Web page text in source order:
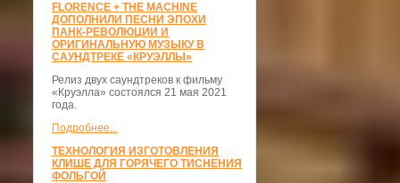
FLORENCE + THE MACHINE
ДОПОЛНИЛИ ПЕСНИ ЭПОХИ
ПАНК-РЕВОЛЮЦИИ И
ОРИГИНАЛЬНУЮ МУЗЫКУ В
САУНДТРЕКЕ «КРУЭЛЛЫ»
Релиз двух саундтреков к фильму
«Круэлла» состоялся 21 мая 2021
года.
Подробнее...
ТЕХНОЛОГИЯ ИЗГОТОВЛЕНИЯ
КЛИШЕ ДЛЯ ГОРЯЧЕГО ТИСНЕНИЯ
ФОЛЬГОЙ